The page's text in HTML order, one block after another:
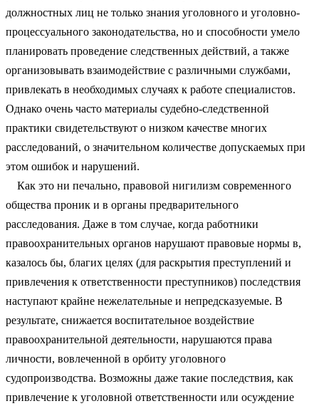
должностных лиц не только знания уголовного и уголовно-
процессуального законодательства, но и способности умело
планировать проведение следственных действий, а также
организовывать взаимодействие с различными службами,
привлекать в необходимых случаях к работе специалистов.
Однако очень часто материалы судебно-следственной
практики свидетельствуют о низком качестве многих
расследований, о значительном количестве допускаемых при
этом ошибок и нарушений.
Как это ни печально, правовой нигилизм современного
общества проник и в органы предварительного
расследования. Даже в том случае, когда работники
правоохранительных органов нарушают правовые нормы в,
казалось бы, благих целях (для раскрытия преступлений и
привлечения к ответственности преступников) последствия
наступают крайне нежелательные и непредсказуемые. В
результате, снижается воспитательное воздействие
правоохранительной деятельности, нарушаются права
личности, вовлеченной в орбиту уголовного
судопроизводства. Возможны даже такие последствия, как
привлечение к уголовной ответственности или осуждение